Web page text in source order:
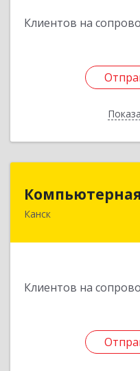
Клиентов на
Канск
Клиентов на